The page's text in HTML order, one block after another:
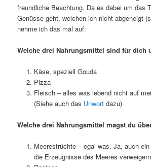
freundliche Beachtung. Da es dabei um das
Genüsse geht, welchen ich nicht abgeneigt
nehme ich das mal auf:
Welche drei Nahrungsmittel sind für dich
Käse, speziell Gouda
Pizza
Fleisch – alles was lebend nicht auf
(Siehe auch das Unwortdazu)
Welche drei Nahrungsmittel magst du
Meeresfrüchte – egal was. Ja, auch
die Erzeugnisse des Meeres